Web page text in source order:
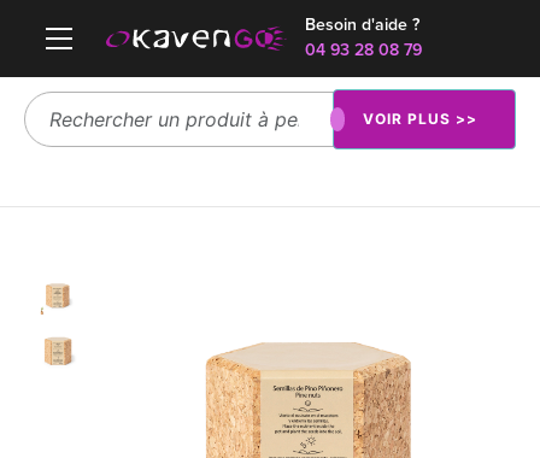
Besoin d'aide ?
04 93 28 08 79
VOIR PLUS >>